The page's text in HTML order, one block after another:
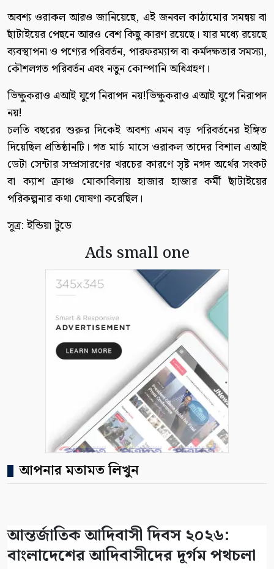
অবশ্য ওরাকল আরও জানিয়েছে, এই জনবল কাঠামোর সমন্বয় বা
ছাঁটাইয়ের পেছনে আরও বেশ কিছু কারণ রয়েছে। যার মধ্যে রয়েছে
ব্যবস্থাপনা ও পণ্যের পরিবর্তন, পারফরম্যান্স বা কর্মদক্ষতার সমস্যা,
কৌশলগত পরিবর্তন এবং নতুন কোম্পানি অধিগ্রহণ।
ভিক্ষুকরাও এআই যুগে নিরাপদ নয়!ভিক্ষুকরাও এআই যুগে নিরাপদ
নয়!
চলতি বছরের শুরুর দিকেই অবশ্য এমন বড় পরিবর্তনের ইঙ্গিত
দিয়েছিল প্রতিষ্ঠানটি। গত মার্চ মাসে ওরাকল তাদের বিশাল এআই
ডেটা সেন্টার সম্প্রসারণের খরচের কারণে সৃষ্ট নগদ অর্থের সংকট
বা ক্যাশ ক্রাঞ্চ মোকাবিলায় হাজার হাজার কর্মী ছাঁটাইয়ের
পরিকল্পনার কথা ঘোষণা করেছিল।
সূত্র: ইন্ডিয়া টুডে
Ads small one
আপনার মতামত লিখুন
আন্তর্জাতিক আদিবাসী দিবস ২০২৬:
বাংলাদেশের আদিবাসীদের দূর্গম পথচলা